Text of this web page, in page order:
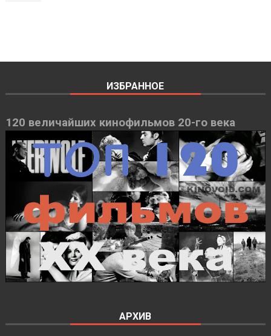
ИЗБРАННОЕ
120 величайших кинофильмов 20-го века
АРХИВ